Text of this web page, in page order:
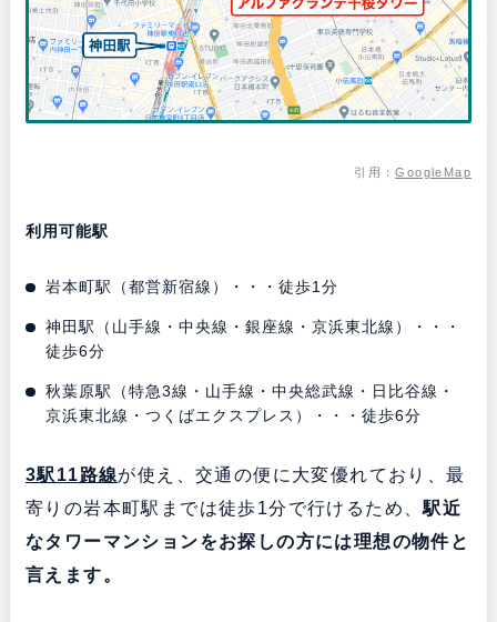
引用：GoogleMap
利用可能駅
岩本町駅（都営新宿線）・・・徒歩1分
神田駅（山手線・中央線・銀座線・京浜東北線）・・・
徒歩6分
秋葉原駅（特急3線・山手線・中央総武線・日比谷線・
京浜東北線・つくばエクスプレス）・・・徒歩6分
3駅11路線が使え、交通の便に大変優れており、最
寄りの岩本町駅までは徒歩1分で行けるため、駅近
なタワーマンションをお探しの方には理想の物件と
言えます。